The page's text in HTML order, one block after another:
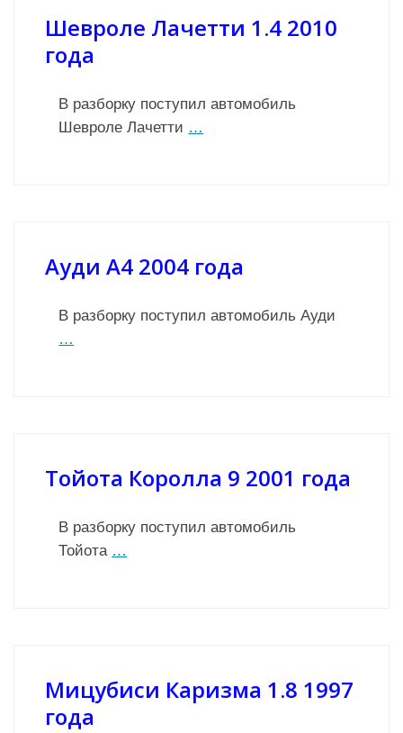
Шевроле Лачетти 1.4 2010
года
В разборку поступил автомобиль
Шевроле Лачетти …
Ауди А4 2004 года
В разборку поступил автомобиль Ауди
…
Тойота Королла 9 2001 года
В разборку поступил автомобиль
Тойота …
Мицубиси Каризма 1.8 1997
года